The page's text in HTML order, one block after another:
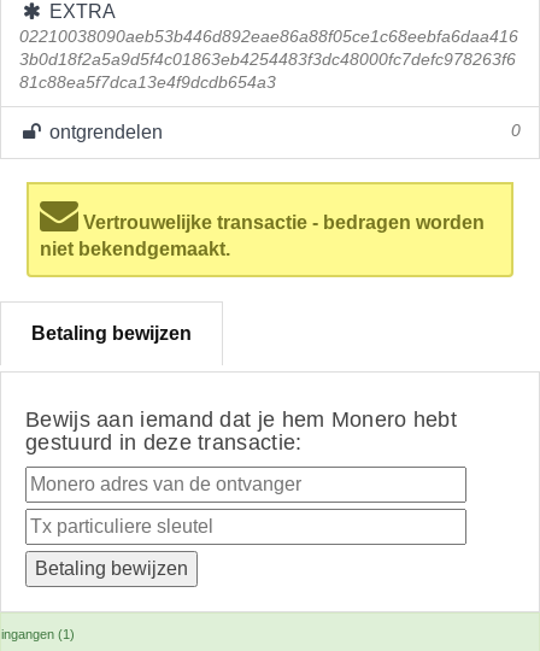
EXTRA
02210038090aeb53b446d892eae86a88f05ce1c68eebfa6daa416
3b0d18f2a5a9d5f4c01863eb4254483f3dc48000fc7defc978263f6
81c88ea5f7dca13e4f9dcdb654a3
ontgrendelen 0
Vertrouwelijke transactie - bedragen worden
niet bekendgemaakt.
Betaling bewijzen
Bewijs aan iemand dat je hem Monero hebt
gestuurd in deze transactie:
ingangen (1)